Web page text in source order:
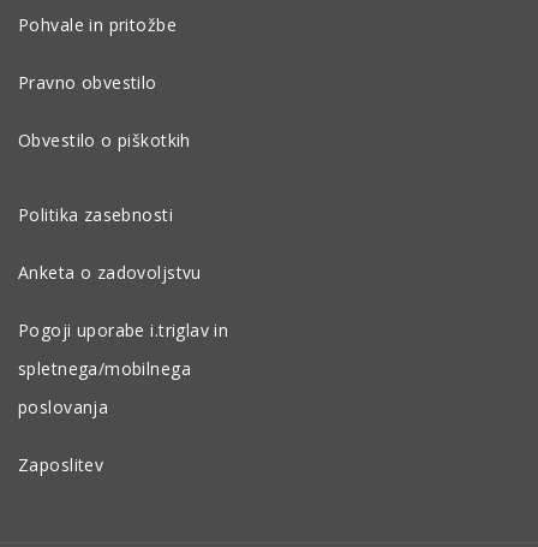
Pohvale in pritožbe
Pravno obvestilo
Obvestilo o piškotkih
Politika zasebnosti
Anketa o zadovoljstvu
Pogoji uporabe i.triglav in
spletnega/mobilnega
poslovanja
Zaposlitev